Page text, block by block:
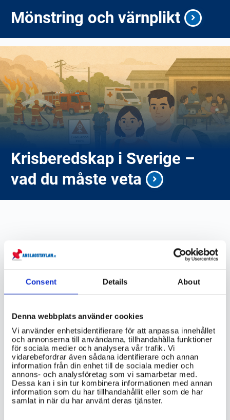
Consent Details About
Denna webbplats använder cookies
Vi använder enhetsidentifierare för att anpassa innehållet
och annonserna till användarna, tillhandahålla funktioner
för sociala medier och analysera vår trafik. Vi
vidarebefordrar även sådana identifierare och annan
information från din enhet till de sociala medier och
annons- och analysföretag som vi samarbetar med.
Dessa kan i sin tur kombinera informationen med annan
information som du har tillhandahållit eller som de har
samlat in när du har använt deras tjänster.
Mönstring och värnplikt
Krisberedskap i Sverige –
vad du måste veta
sakerhetspolisen.se
VIKTIG INFORMATION
Hur arbetar Säpo för att förhindra
terrorism och andra allvarliga brott?
Vilka är Säpos viktigaste uppgifter för
att skydda Sveriges säkerhet?
Vilka är de största hoten mot Sveriges
säkerhet och hur arbetar Säpo för att